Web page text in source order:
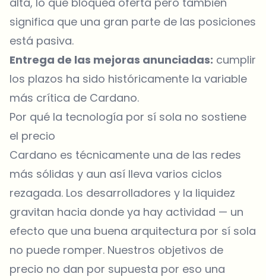
significa que una gran parte de las posiciones
está pasiva.
Entrega de las mejoras anunciadas: cumplir
los plazos ha sido históricamente la variable
más crítica de Cardano.
Por qué la tecnología por sí sola no sostiene
el precio
Cardano es técnicamente una de las redes
más sólidas y aun así lleva varios ciclos
rezagada. Los desarrolladores y la liquidez
gravitan hacia donde ya hay actividad — un
efecto que una buena arquitectura por sí sola
no puede romper. Nuestros objetivos de
precio no dan por supuesta por eso una